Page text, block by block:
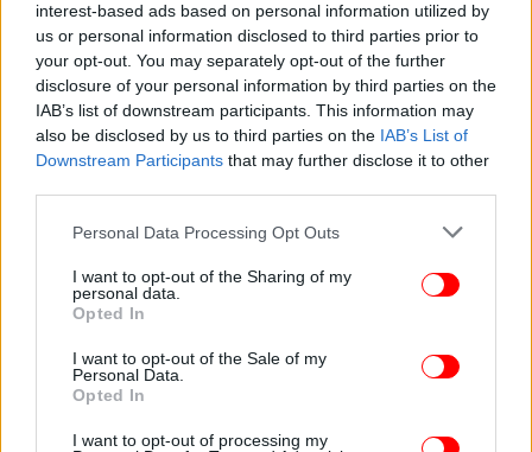
interest-based ads based on personal information utilized by
us or personal information disclosed to third parties prior to
your opt-out. You may separately opt-out of the further
disclosure of your personal information by third parties on the
IAB’s list of downstream participants. This information may
also be disclosed by us to third parties on the IAB’s List of
Downstream Participants that may further disclose it to other
Please note that this website/app uses one or more Google
not limited to your visit or usage behaviour. You may click to
grant or deny consent to Google and its third-party tags to
use your data for below specified purposes in below Google
consent section.
Personal Data Processing Opt Outs
I want to opt-out of the Sharing of my
personal data.
Opted In
I want to opt-out of the Sale of my
Personal Data.
Opted In
I want to opt-out of processing my
ΕΛΛΑΔΑ 11/03/2026 20:04
Μητσοτάκης στο «Athens Alitheia Forum»: O
πατέρας μου έπεσε θύμα fake news το 1985
-Πρόσφατα, στοχοποίησαν την κόρη μου